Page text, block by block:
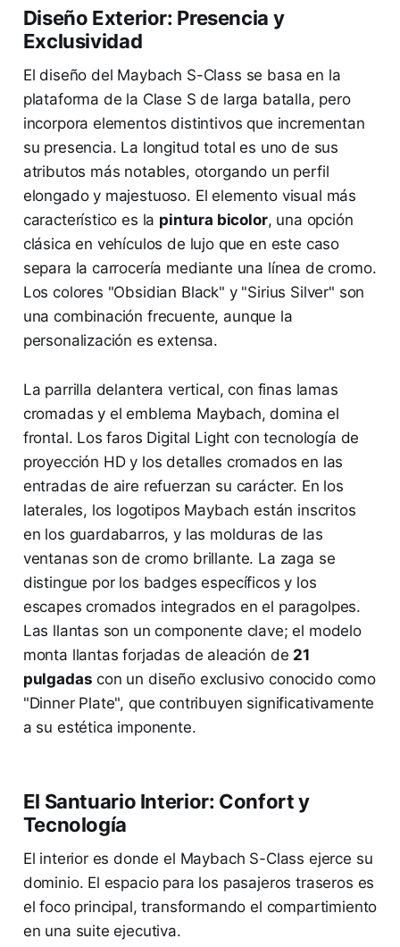
Diseño Exterior: Presencia y
Exclusividad
El diseño del Maybach S-Class se basa en la
plataforma de la Clase S de larga batalla, pero
incorpora elementos distintivos que incrementan
su presencia. La longitud total es uno de sus
atributos más notables, otorgando un perfil
elongado y majestuoso. El elemento visual más
característico es la pintura bicolor, una opción
clásica en vehículos de lujo que en este caso
separa la carrocería mediante una línea de cromo.
Los colores "Obsidian Black" y "Sirius Silver" son
una combinación frecuente, aunque la
personalización es extensa.
La parrilla delantera vertical, con finas lamas
cromadas y el emblema Maybach, domina el
frontal. Los faros Digital Light con tecnología de
proyección HD y los detalles cromados en las
entradas de aire refuerzan su carácter. En los
laterales, los logotipos Maybach están inscritos
en los guardabarros, y las molduras de las
ventanas son de cromo brillante. La zaga se
distingue por los badges específicos y los
escapes cromados integrados en el paragolpes.
Las llantas son un componente clave; el modelo
monta llantas forjadas de aleación de 21
pulgadas con un diseño exclusivo conocido como
"Dinner Plate", que contribuyen significativamente
a su estética imponente.
El Santuario Interior: Confort y
Tecnología
El interior es donde el Maybach S-Class ejerce su
dominio. El espacio para los pasajeros traseros es
el foco principal, transformando el compartimiento
en una suite ejecutiva.